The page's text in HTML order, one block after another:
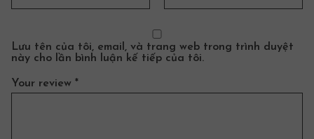
Lưu tên của tôi, email, và trang web trong trình duyệt
này cho lần bình luận kế tiếp của tôi.
Your review *